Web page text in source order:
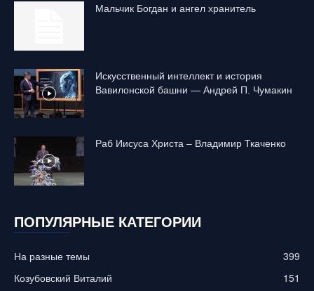
Mальчик Богдан и ангел хранитель
Искусственный интеллект и история
Вавилонской башни — Андрей П. Чумакин
Раб Иисуса Христа – Владимир Ткаченко
ПОПУЛЯРНЫЕ КАТЕГОРИИ
На разные темы
399
Козубовский Виталий
151